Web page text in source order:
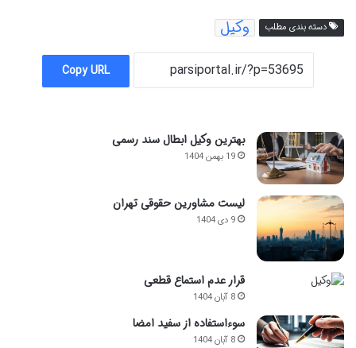
دسته بندی مطلب وکیل
Copy URL
بهترین وکیل ابطال سند رسمی
19 بهمن 1404
لیست مشاورین حقوقی تهران
9 دی 1404
قرار عدم استماع قطعی
8 آبان 1404
سوءاستفاده از سفید امضا
8 آبان 1404